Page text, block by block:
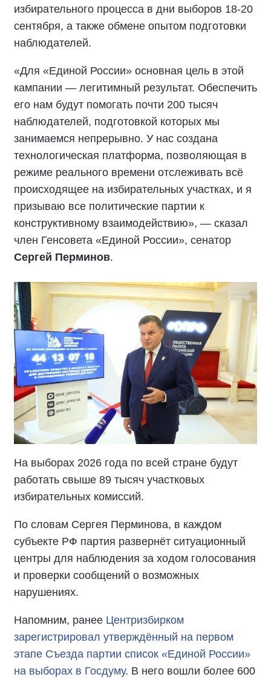
избирательного процесса в дни выборов 18-20
сентября, а также обмене опытом подготовки
наблюдателей.
«Для «Единой России» основная цель в этой
кампании — легитимный результат. Обеспечить
его нам будут помогать почти 200 тысяч
наблюдателей, подготовкой которых мы
занимаемся непрерывно. У нас создана
технологическая платформа, позволяющая в
режиме реального времени отслеживать всё
происходящее на избирательных участках, и я
призываю все политические партии к
конструктивному взаимодействию», — сказал
член Генсовета «Единой России», сенатор
Сергей Перминов.
На выборах 2026 года по всей стране будут
работать свыше 89 тысяч участковых
избирательных комиссий.
По словам Сергея Перминова, в каждом
субъекте РФ партия развернёт ситуационный
центры для наблюдения за ходом голосования
и проверки сообщений о возможных
нарушениях.
Напомним, ранее Центризбирком
зарегистрировал утверждённый на первом
этапе Съезда партии список «Единой России»
на выборах в Госдуму. В него вошли более 600